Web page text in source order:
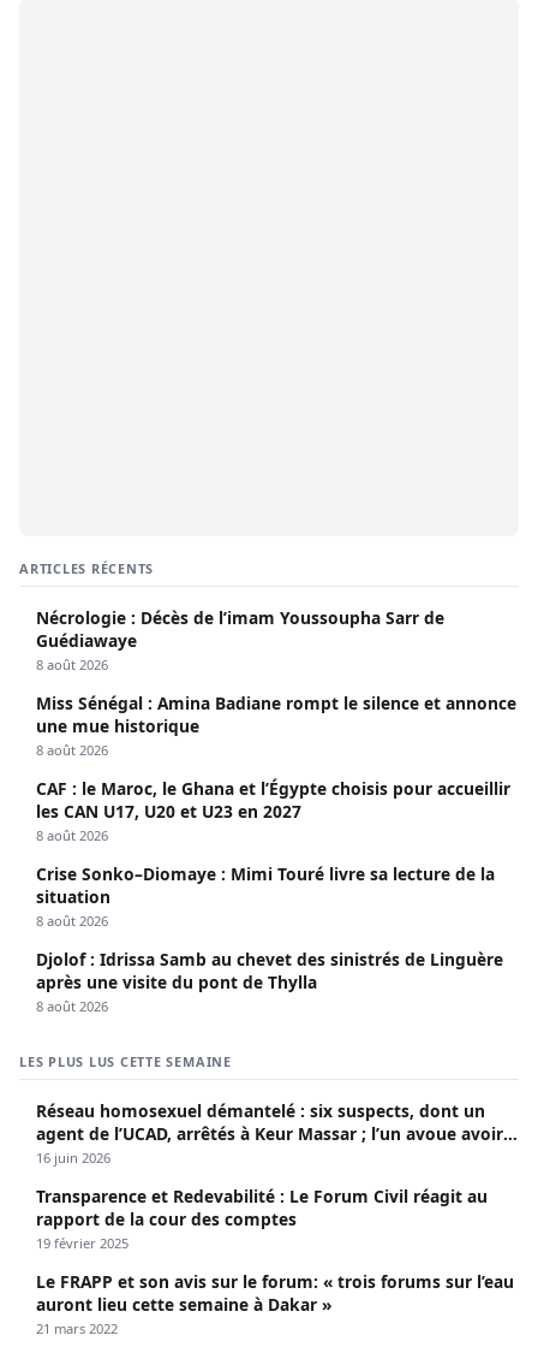
ARTICLES RÉCENTS
Nécrologie : Décès de l’imam Youssoupha Sarr de
Guédiawaye
8 août 2026
Miss Sénégal : Amina Badiane rompt le silence et annonce
une mue historique
8 août 2026
CAF : le Maroc, le Ghana et l’Égypte choisis pour accueillir
les CAN U17, U20 et U23 en 2027
8 août 2026
Crise Sonko–Diomaye : Mimi Touré livre sa lecture de la
situation
8 août 2026
Djolof : Idrissa Samb au chevet des sinistrés de Linguère
après une visite du pont de Thylla
8 août 2026
LES PLUS LUS CETTE SEMAINE
Réseau homosexuel démantelé : six suspects, dont un
agent de l’UCAD, arrêtés à Keur Massar ; l’un avoue avoir
propagé le VIH depuis 2018
16 juin 2026
Transparence et Redevabilité : Le Forum Civil réagit au
rapport de la cour des comptes
19 février 2025
Le FRAPP et son avis sur le forum: « trois forums sur l’eau
auront lieu cette semaine à Dakar »
21 mars 2022